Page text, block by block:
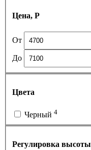
Цена, Р
От
До
Цвета
Черный 4
Регулировка высоты